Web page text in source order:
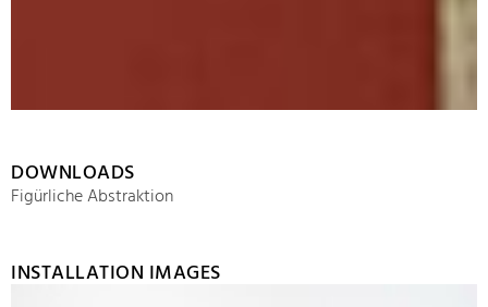
DOWNLOADS
Figürliche Abstraktion
INSTALLATION IMAGES